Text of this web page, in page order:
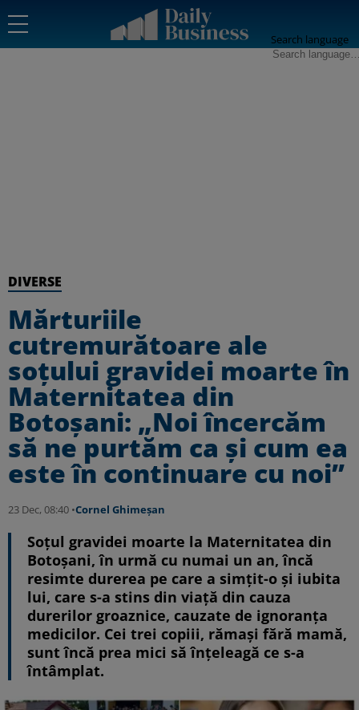
Search language
DIVERSE
Mărturiile
cutremurătoare ale
soțului gravidei moarte în
Maternitatea din
Botoșani: „Noi încercăm
să ne purtăm ca și cum ea
este în continuare cu noi”
23 Dec, 08:40 •Cornel Ghimeșan
Soțul gravidei moarte la Maternitatea din
Botoșani, în urmă cu numai un an, încă
resimte durerea pe care a simțit-o și iubita
lui, care s-a stins din viață din cauza
durerilor groaznice, cauzate de ignoranța
medicilor. Cei trei copiii, rămași fără mamă,
sunt încă prea mici să înțeleagă ce s-a
întâmplat.